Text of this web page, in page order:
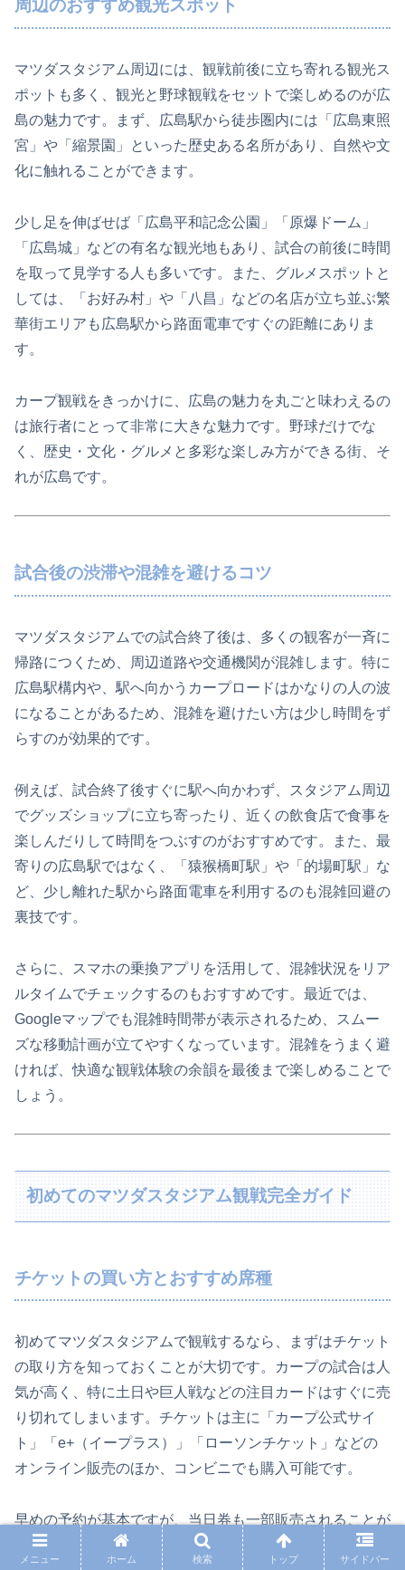
周辺のおすすめ観光スポット
マツダスタジアム周辺には、観戦前後に立ち寄れる観光ス
ポットも多く、観光と野球観戦をセットで楽しめるのが広
島の魅力です。まず、広島駅から徒歩圏内には「広島東照
宮」や「縮景園」といった歴史ある名所があり、自然や文
化に触れることができます。
少し足を伸ばせば「広島平和記念公園」「原爆ドーム」
「広島城」などの有名な観光地もあり、試合の前後に時間
を取って見学する人も多いです。また、グルメスポットと
しては、「お好み村」や「八昌」などの名店が立ち並ぶ繁
華街エリアも広島駅から路面電車ですぐの距離にありま
す。
カープ観戦をきっかけに、広島の魅力を丸ごと味わえるの
は旅行者にとって非常に大きな魅力です。野球だけでな
く、歴史・文化・グルメと多彩な楽しみ方ができる街、そ
れが広島です。
試合後の渋滞や混雑を避けるコツ
マツダスタジアムでの試合終了後は、多くの観客が一斉に
帰路につくため、周辺道路や交通機関が混雑します。特に
広島駅構内や、駅へ向かうカープロードはかなりの人の波
になることがあるため、混雑を避けたい方は少し時間をず
らすのが効果的です。
例えば、試合終了後すぐに駅へ向かわず、スタジアム周辺
でグッズショップに立ち寄ったり、近くの飲食店で食事を
楽しんだりして時間をつぶすのがおすすめです。また、最
寄りの広島駅ではなく、「猿猴橋町駅」や「的場町駅」な
ど、少し離れた駅から路面電車を利用するのも混雑回避の
裏技です。
さらに、スマホの乗換アプリを活用して、混雑状況をリア
ルタイムでチェックするのもおすすめです。最近では、
Googleマップでも混雑時間帯が表示されるため、スムー
ズな移動計画が立てやすくなっています。混雑をうまく避
ければ、快適な観戦体験の余韻を最後まで楽しめることで
しょう。
初めてのマツダスタジアム観戦完全ガイド
チケットの買い方とおすすめ席種
初めてマツダスタジアムで観戦するなら、まずはチケット
の取り方を知っておくことが大切です。カープの試合は人
気が高く、特に土日や巨人戦などの注目カードはすぐに売
り切れてしまいます。チケットは主に「カープ公式サイ
ト」「e+（イープラス）」「ローソンチケット」などの
オンライン販売のほか、コンビニでも購入可能です。
早めの予約が基本ですが、当日券も一部販売されることが
あります。ただし、当日券狙いはリスクがあるため、事前
メニュー ホーム 検索 トップ サイドバー